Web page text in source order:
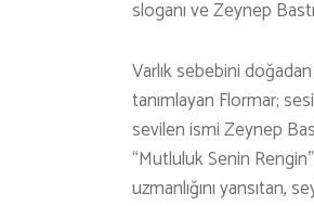
sloganı ve Zeynep
Varlık sebebini
tanımlayan Flormar;
sevilen ismi Zeynep
“Mutluluk Senin
uzmanlığını yansıtan,